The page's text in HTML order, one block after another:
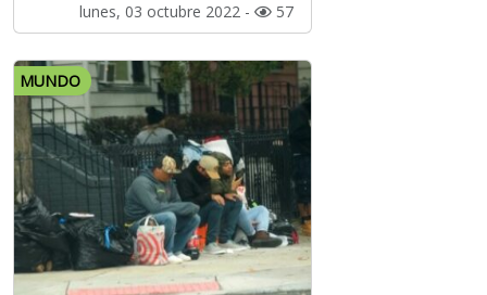
lunes, 03 octubre 2022 - 57
MUNDO